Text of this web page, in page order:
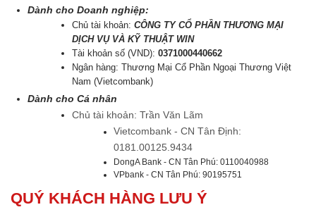
Dành cho Doanh nghiệp:
Chủ tài khoản:CÔNG TY CỔ PHẦN THƯƠNG MẠI
DỊCH VỤ VÀ KỸ THUẬT WIN
Tài khoản số (VND):0371000440662
Ngân hàng: Thương Mại Cổ Phần Ngoại Thương Việt
Nam (Vietcombank)
Dành cho Cá nhân
Chủ tài khoản: Trần Văn Lãm
Vietcombank - CN Tân Định:
0181.00125.9434
DongA Bank - CN Tân Phú: 0110040988
VPbank - CN Tân Phú: 90195751
QUÝ KHÁCH HÀNG LƯU Ý